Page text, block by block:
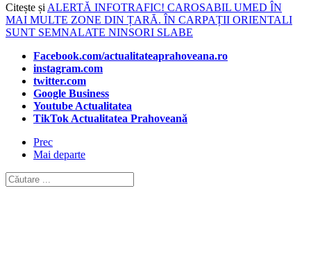
Citește și ALERTĂ INFOTRAFIC! CAROSABIL UMED ÎN
MAI MULTE ZONE DIN ȚARĂ. ÎN CARPAȚII ORIENTALI
SUNT SEMNALATE NINSORI SLABE
Facebook.com/actualitateaprahoveana.ro
instagram.com
twitter.com
Google Business
Youtube Actualitatea
TikTok Actualitatea Prahoveană
Prec
Mai departe